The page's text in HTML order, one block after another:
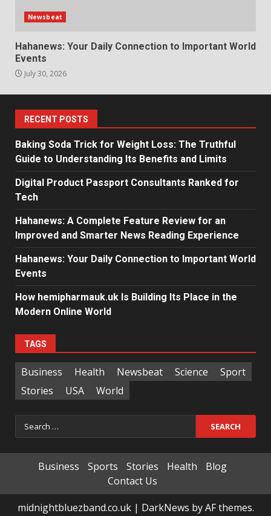
Newsbeat
Hahanews: Your Daily Connection to Important World
Events
July 30, 2026
RECENT POSTS
Baking Soda Trick for Weight Loss: The Truthful
Guide to Understanding Its Benefits and Limits
Digital Product Passport Consultants Ranked for
Tech
Hahanews: A Complete Feature Review for an
Improved and Smarter News Reading Experience
Hahanews: Your Daily Connection to Important World
Events
How hemipharmauk.uk Is Building Its Place in the
Modern Online World
TAGS
Business Health Newsbeat Science
Sport
Stories
USA World
Search
for:
Business Sports Stories Health
Blog
Contact Us
midnightbluezband.co.uk | DarkNews by AF themes.